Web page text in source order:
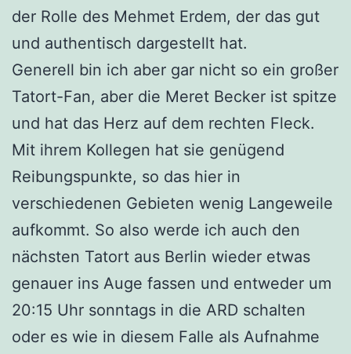
der Rolle des Mehmet Erdem, der das gut
und authentisch dargestellt hat.
Generell bin ich aber gar nicht so ein großer
Tatort-Fan, aber die Meret Becker ist spitze
und hat das Herz auf dem rechten Fleck.
Mit ihrem Kollegen hat sie genügend
Reibungspunkte, so das hier in
verschiedenen Gebieten wenig Langeweile
aufkommt. So also werde ich auch den
nächsten Tatort aus Berlin wieder etwas
genauer ins Auge fassen und entweder um
20:15 Uhr sonntags in die ARD schalten
oder es wie in diesem Falle als Aufnahme